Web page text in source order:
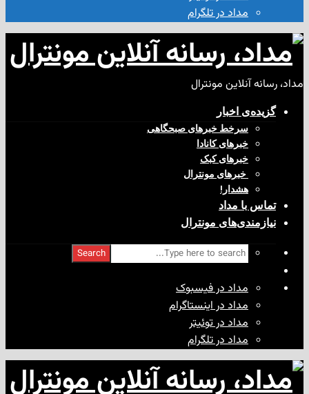
مداد در تلگرام
مونترال
اخبار
سرخط خبرهای صبحگاهی
خبرهای کانادا
خبرهای کبک
‌ خبرهای مونترال
مداد
مونترال
Search
مداد در فیسبوک
مداد در اینستاگرام
مداد در توئیتر
مداد در تلگرام